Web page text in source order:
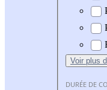
Voir plus
DURÉE DE